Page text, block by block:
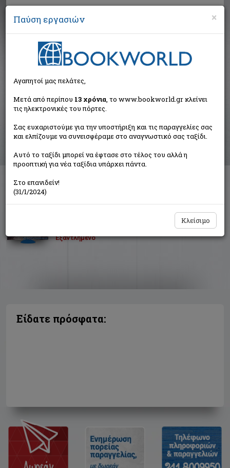
Αναζήτηση
Αποτελέσματα αναζήτησης
Συγγραφέας: Scalfari Eugenio (1 βιβλία)
Ταξινόμηση ανά:
Ο λαβύρινθος
Εξαντλημένο
Είδατε πρόσφατα:
×
Παύση εργασιών
Αγαπητοί μας πελάτες,
Μετά από περίπου 13 χρόνια, το www.bookworld.gr κλείνει
τις ηλεκτρονικές του πόρτες.
Σας ευχαριστούμε για την υποστήριξη και τις παραγγελίες σας
και ελπίζουμε να συνεισφέραμε στο αναγνωστικό σας ταξίδι.
Αυτό το ταξίδι μπορεί να έφτασε στο τέλος του αλλά η
προοπτική για νέα ταξίδια υπάρχει πάντα.
Στο επανιδείν!
(31/1/2024)
Κλείσιμο